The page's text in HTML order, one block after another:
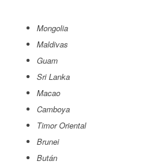
Mongolia
Maldivas
Guam
Sri Lanka
Macao
Camboya
Timor Oriental
Brunei
Bután